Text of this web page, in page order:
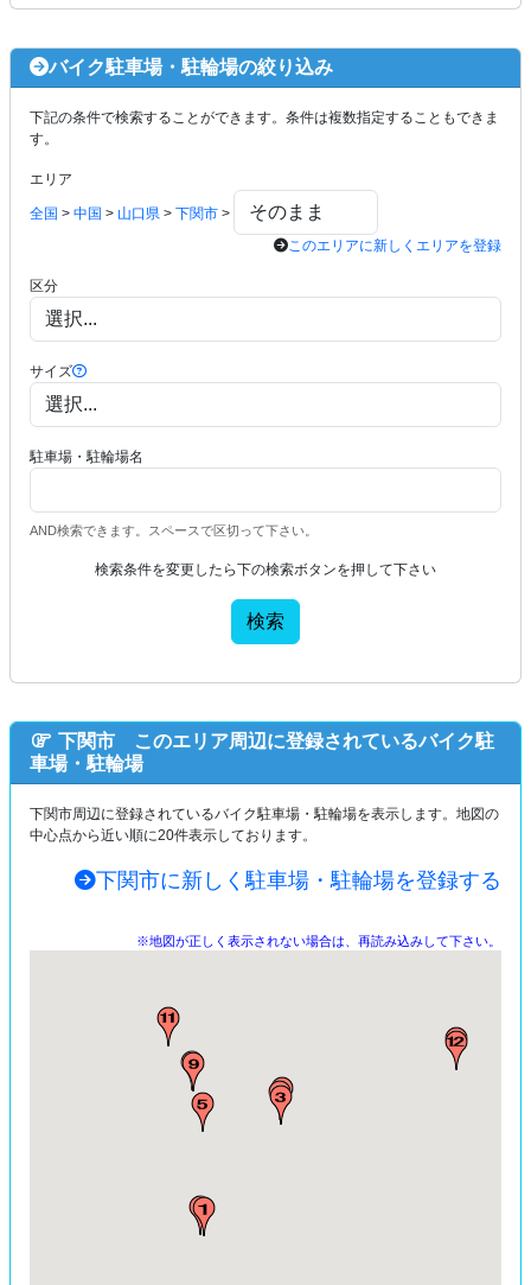
バイク駐車場・駐輪場の絞り込み
下記の条件で検索することができます。条件は複数指定することもできま
す。
エリア
全国 > 中国 > 山口県 > 下関市 >
このエリアに新しくエリアを登録
区分
サイズ
駐車場・駐輪場名
AND検索できます。スペースで区切って下さい。
検索条件を変更したら下の検索ボタンを押して下さい
検索
下関市 このエリア周辺に登録されているバイク駐
車場・駐輪場
下関市周辺に登録されているバイク駐車場・駐輪場を表示します。地図の
中心点から近い順に20件表示しております。
下関市に新しく駐車場・駐輪場を登録する
※地図が正しく表示されない場合は、再読み込みして下さい。